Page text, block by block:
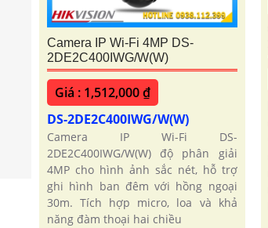
Camera IP Wi-Fi 4MP DS-
2DE2C400IWG/W(W)
Giá : 1,512,000 ₫
DS-2DE2C400IWG/W(W)
Camera IP Wi-Fi DS-
2DE2C400IWG/W(W) độ phân giải
4MP cho hình ảnh sắc nét, hỗ trợ
ghi hình ban đêm với hồng ngoại
30m. Tích hợp micro, loa và khả
năng đàm thoại hai chiều